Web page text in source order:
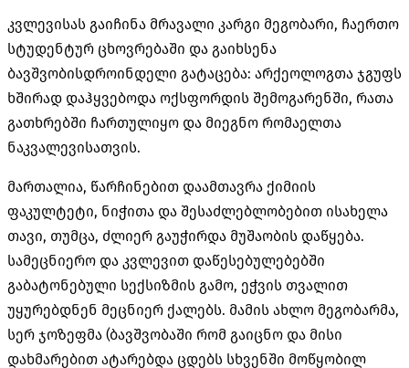
კვლევისას გაიჩინა მრავალი კარგი მეგობარი, ჩაერთო
სტუდენტურ ცხოვრებაში და გაიხსენა
ბავშვობისდროინდელი გატაცება: არქეოლოგთა ჯგუფს
ხშირად დაჰყვებოდა ოქსფორდის შემოგარენში, რათა
გათხრებში ჩართულიყო და მიეგნო რომაელთა
ნაკვალევისათვის.
მართალია, წარჩინებით დაამთავრა ქიმიის
ფაკულტეტი, ნიჭითა და შესაძლებლობებით ისახელა
თავი, თუმცა, ძლიერ გაუჭირდა მუშაობის დაწყება.
სამეცნიერო და კვლევით დაწესებულებებში
გაბატონებული სექსიზმის გამო, ეჭვის თვალით
უყურებდნენ მეცნიერ ქალებს. მამის ახლო მეგობარმა,
სერ ჯოზეფმა (ბავშვობაში რომ გაიცნო და მისი
დახმარებით ატარებდა ცდებს სხვენში მოწყობილ